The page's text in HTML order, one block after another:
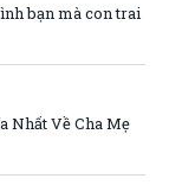
bạn mà con trai
Nhất Về Cha Mẹ